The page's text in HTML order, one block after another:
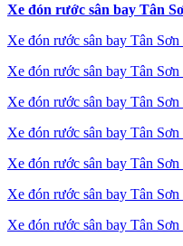
Xe đón rước sân bay Tân
Xe đón rước sân bay Tân
Xe đón rước sân bay Tân
Xe đón rước sân bay Tân
Xe đón rước sân bay Tân
Xe đón rước sân bay Tân
Xe đón rước sân bay Tân
Xe đón rước sân bay Tân